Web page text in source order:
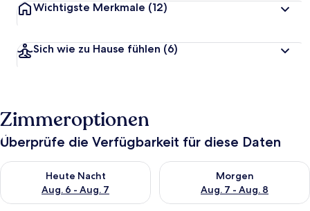
Wichtigste Merkmale (12)
Sich wie zu Hause fühlen (6)
Zimmeroptionen
Überprüfe die Verfügbarkeit für diese Daten
Heute Nacht
Aug. 6 - Aug. 7
Überprüfe die Verfügbarkeit für heute Nacht, Aug. 6 - Aug. 7.
Morgen
Aug. 7 - Aug. 8
Überprüfe die Verfügbarkeit